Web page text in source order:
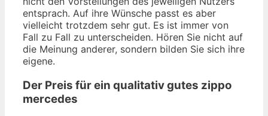
entsprach. Auf ihre Wünsche passt es aber
vielleicht trotzdem sehr gut. Es ist immer von
Fall zu Fall zu unterscheiden. Hören Sie nicht auf
die Meinung anderer, sondern bilden Sie sich ihre
eigene.
Der Preis für ein qualitativ gutes zippo
mercedes